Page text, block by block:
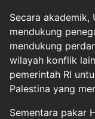
Secara akademik,
mendukung
mendukung
wilayah konflik
pemerintah RI
Palestina yang
Sementara pakar